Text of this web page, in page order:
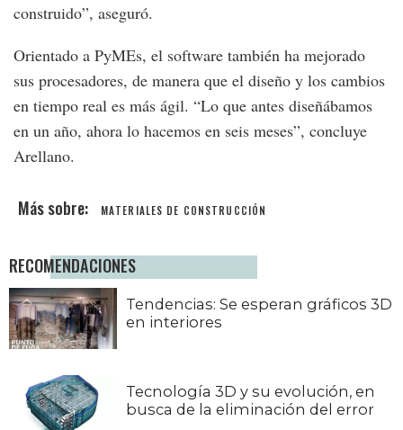
construido”, aseguró.
Orientado a PyMEs, el software también ha mejorado
sus procesadores, de manera que el diseño y los cambios
en tiempo real es más ágil. “Lo que antes diseñábamos
en un año, ahora lo hacemos en seis meses”, concluye
Arellano.
MATERIALES DE CONSTRUCCIÓN
RECOMENDACIONES
Tendencias: Se esperan gráficos 3D
en interiores
Tecnología 3D y su evolución, en
busca de la eliminación del error